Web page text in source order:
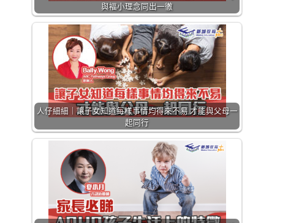
與褔小理念同出一徹
人仔細細｜讓子女知道每樣事情均得來不易 才能與父母一
起同行